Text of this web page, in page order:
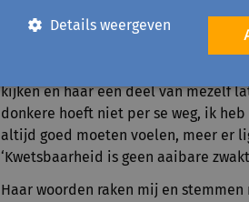
las ik in de weekendkrant een heel
terug - toen we nog naar de
kijken en haar een deel van mezelf
donkere hoeft niet per se weg, ik
altijd goed moeten voelen, meer er
‘Kwetsbaarheid is geen aaibare
Haar woorden raken mij en
Details weergeven